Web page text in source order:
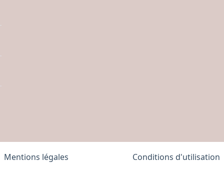
Mentions légales Conditions d'utilisation